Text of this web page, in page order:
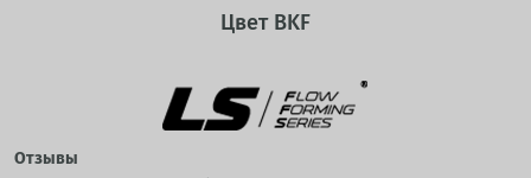
Цвет BKF
Отзывы